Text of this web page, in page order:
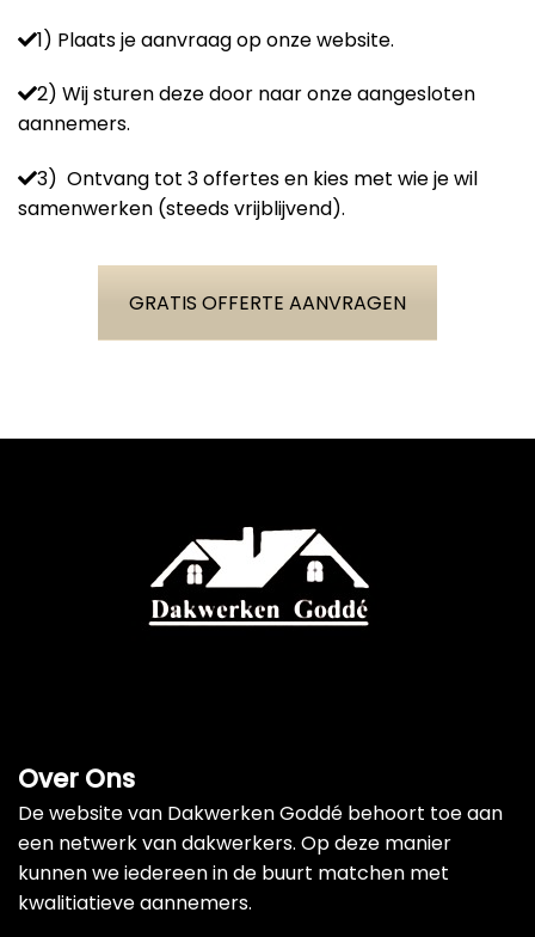
1) Plaats je aanvraag op onze website.
2) Wij sturen deze door naar onze aangesloten
aannemers.
3) Ontvang tot 3 offertes en kies met wie je wil
samenwerken (steeds vrijblijvend).
GRATIS OFFERTE AANVRAGEN
Over Ons
De website van Dakwerken Goddé behoort toe aan
een netwerk van dakwerkers. Op deze manier
kunnen we iedereen in de buurt matchen met
kwalitiatieve aannemers.